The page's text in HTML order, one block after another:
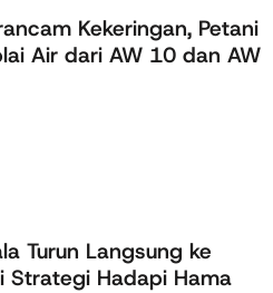
Kekeringan, Petani
Air dari AW 10 dan AW
Turun Langsung ke
Strategi Hadapi Hama